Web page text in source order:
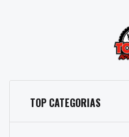
TOP CATEGORIAS